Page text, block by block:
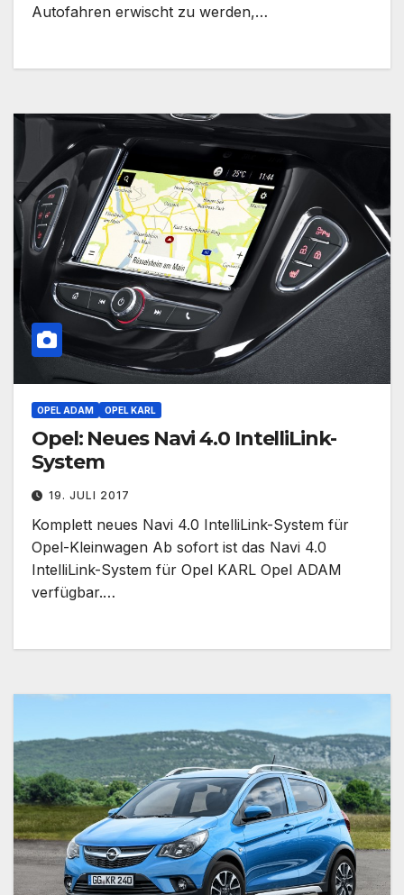
Autofahren erwischt zu werden,…
OPEL ADAM OPEL KARL
Opel: Neues Navi 4.0 IntelliLink-
System
19. JULI 2017
Komplett neues Navi 4.0 IntelliLink-System für
Opel-Kleinwagen Ab sofort ist das Navi 4.0
IntelliLink-System für Opel KARL Opel ADAM
verfügbar.…